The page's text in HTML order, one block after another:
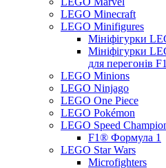
LEGO Minecraft
LEGO Minifigures
Мініфігурки
Мініфігурки
для перегонів
LEGO Minions
LEGO Ninjago
LEGO One Piece
LEGO Pokémon
LEGO Speed
F1® Формула 1
LEGO Star Wars
Microfighters